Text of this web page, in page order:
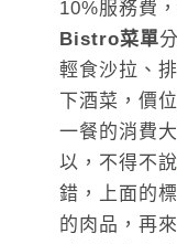
10%服務費
Bistro菜單
輕食沙拉、
下酒菜，價
一餐的消費
以，不得不說
錯，上面的
的肉品，再